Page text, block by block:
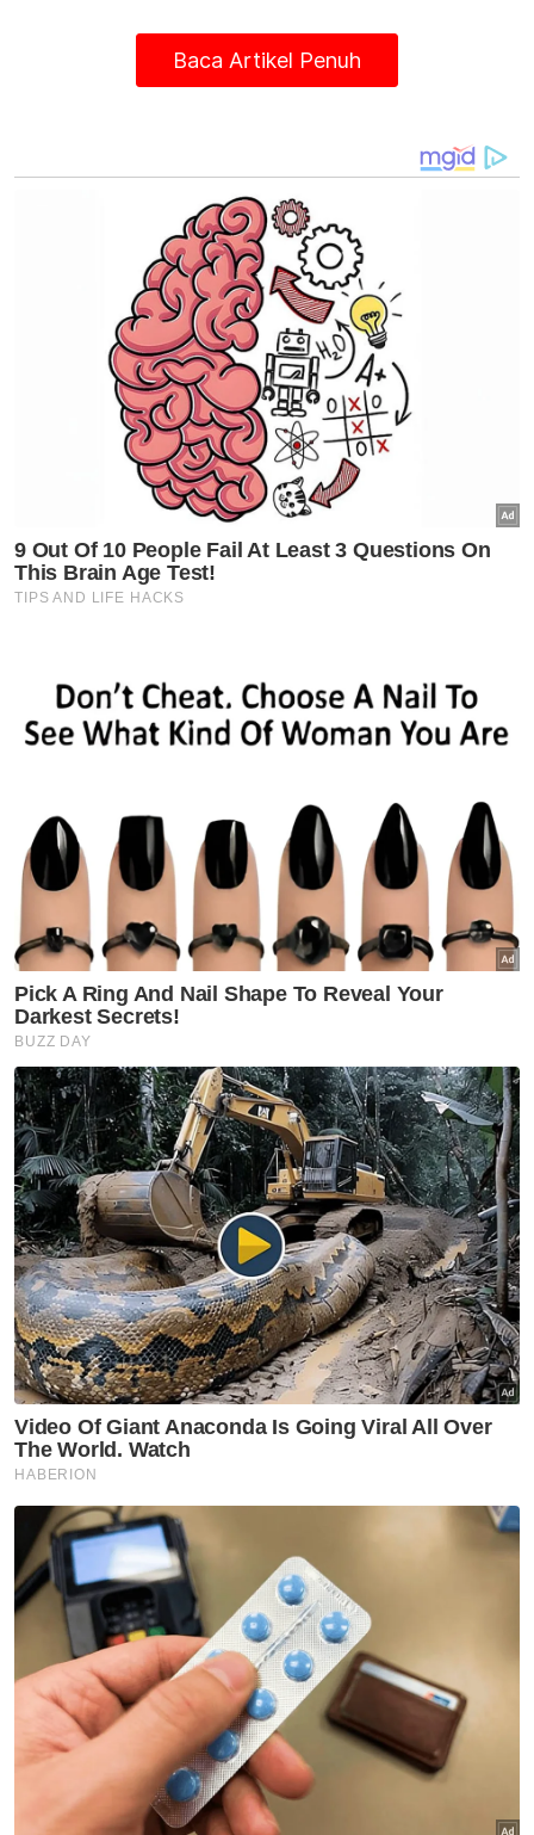
Begitupun, Siti tetap mempunyai cara
tersendiri dalam membantu peniaga-
peniaga, terutama yang berjualan makanan.
“Tapi macam makanan ke saya memang
promote. Mana saya beli dan makan
memang saya tunjuk.
“Peminat pun tahu apa produk yang saya
makan dan saya bantu bisnes mereka. Tapi
kalau produk-produk yang lain tu kena hati-
hati lah,” katanya. - Awani
Muat turun aplikasi Sinar Harian.Klik di sini!
Siti Nurhaliza
Guna Gambar
Artikel Disyorkan
Hiburan
Jenazah Cik Man selamat
dikebumikan di Tanah Merah
Karya, jasa Cik Man akan terus
hidup dalam lipatan sejarah
seni - Seniman
Hiburan
Pemergian Cik Man kehilangan
besar dunia seni - Ahmad
Fadhli
Hiburan
Pelakon filem dan drama, Cik
Man meninggal dunia akibat
serangan jantung
Baca Artikel Penuh